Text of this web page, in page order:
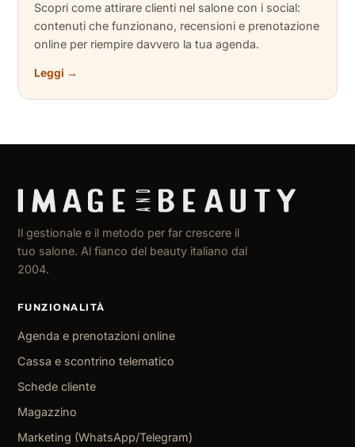
Scopri come attirare clienti nel salone con i social:
contenuti che funzionano, recensioni e prenotazione
online per riempire davvero la tua agenda.
Leggi →
Il gestionale e il metodo per far crescere il
tuo salone. Al fianco del beauty italiano dal
2004.
FUNZIONALITÀ
Agenda e prenotazioni online
Cassa e scontrino telematico
Schede cliente
Magazzino
Marketing (WhatsApp/Telegram)